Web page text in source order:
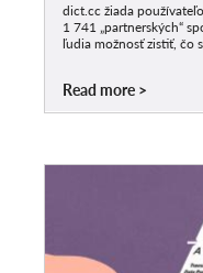
dict.cc žiada
1 741 „partnerských“
ľudia možnosť zistiť, čo
Read more